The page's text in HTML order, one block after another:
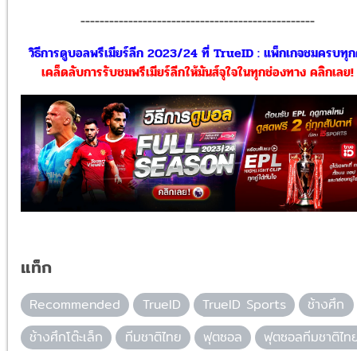
-------------------------------------------------
วิธีการดูบอลพรีเมียร์ลีก 2023/24 ที่ TrueID : แพ็กเกจชมครบทุ
เคล็ดลับการรับชมพรีเมียร์ลีกให้มันส์จุใจในทุกช่องทาง คลิกเลย!
แท็ก
Recommended TrueID TrueID Sports
ช้างศึก
ช้างศึกโต๊ะเล็ก
ทีมชาติไทย ฟุตซอล
ฟุตซอลทีมชาติไท